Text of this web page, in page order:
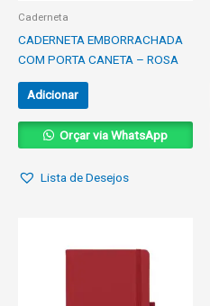
Caderneta
CADERNETA EMBORRACHADA
COM PORTA CANETA – ROSA
Adicionar
Orçar via WhatsApp
Lista de Desejos